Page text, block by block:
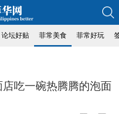
论坛好贴 菲常美食 菲常好玩
吃一碗热腾腾的泡面